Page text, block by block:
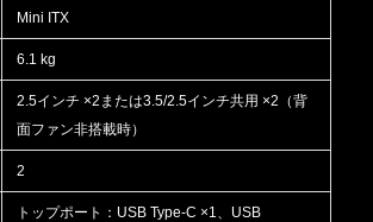
Mini ITX
6.1 kg
2.5インチ ×2または3.5/2.5インチ共用 ×2（背
面ファン非搭載時）
2
トップポート：USB Type-C ×1、USB